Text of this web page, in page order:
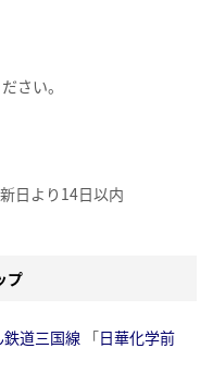
さい。
日より14日以内
プ
鉄道三国線 「日華化学前